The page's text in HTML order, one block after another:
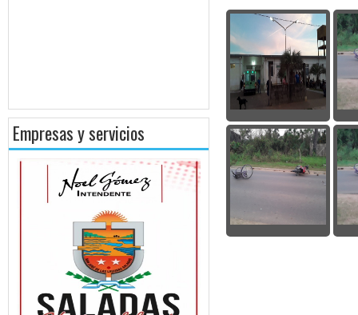
Empresas y servicios